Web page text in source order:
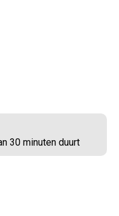
30 minuten duurt